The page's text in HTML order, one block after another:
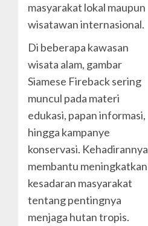
masyarakat lokal maupun
wisatawan internasional.
Di beberapa kawasan
wisata alam, gambar
Siamese Fireback sering
muncul pada materi
edukasi, papan informasi,
hingga kampanye
konservasi. Kehadirannya
membantu meningkatkan
kesadaran masyarakat
tentang pentingnya
menjaga hutan tropis.